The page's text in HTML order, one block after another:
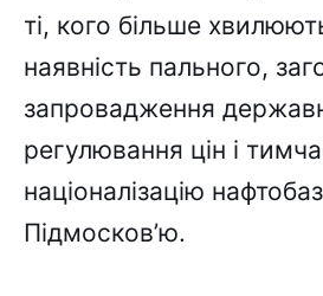
ті, кого більше
наявність пального,
запровадження
регулювання цін і
націоналізацію
Підмосков’ю.